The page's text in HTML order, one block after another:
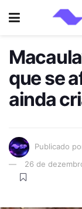
que se
ainda
Publicado
26 de